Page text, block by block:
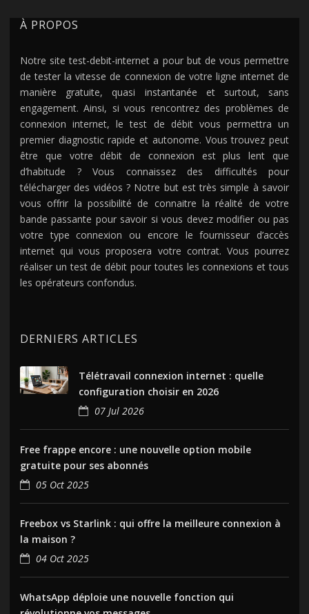
À PROPOS
Notre site test-debit-internet a pour but de vous permettre
de tester la vitesse de connexion de votre ligne internet de
manière gratuite, quasi instantanée et surtout, sans
engagement. Ainsi, si vous rencontrez des problèmes de
connexion internet, le test de débit vous permettra un
premier diagnostic rapide et autonome. Vous trouvez peut
être que votre débit de connexion est plus lent que
d’habitude ? Vous connaissez des difficultés pour
télécharger des vidéos ? Notre but est très simple à savoir
vous offrir la possibilité de connaitre la réalité de votre
bande passante pour savoir si vous devez modifier ou pas
votre type connexion ou encore le fournisseur d’accès
internet qui vous proposera votre contrat. Vous pourrez
réaliser un test de débit pour toutes les connexions et tous
les opérateurs confondus.
DERNIERS ARTICLES
Télétravail connexion internet : quelle
configuration choisir en 2026
07 Jul 2026
Free frappe encore : une nouvelle option mobile
gratuite pour ses abonnés
05 Oct 2025
Freebox vs Starlink : qui offre la meilleure connexion à
la maison ?
04 Oct 2025
WhatsApp déploie une nouvelle fonction qui